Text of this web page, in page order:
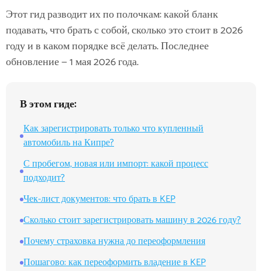
Этот гид разводит их по полочкам: какой бланк
подавать, что брать с собой, сколько это стоит в 2026
году и в каком порядке всё делать. Последнее
обновление — 1 мая 2026 года.
В этом гиде:
Как зарегистрировать только что купленный
автомобиль на Кипре?
С пробегом, новая или импорт: какой процесс
подходит?
Чек-лист документов: что брать в KEP
Сколько стоит зарегистрировать машину в 2026 году?
Почему страховка нужна до переоформления
Пошагово: как переоформить владение в KEP